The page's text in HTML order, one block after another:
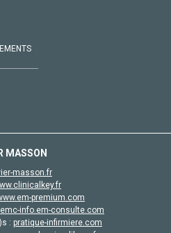
MASSON
masson.fr
premium.com
emc-info.em-consulte.com
: pratique-infirmiere.com